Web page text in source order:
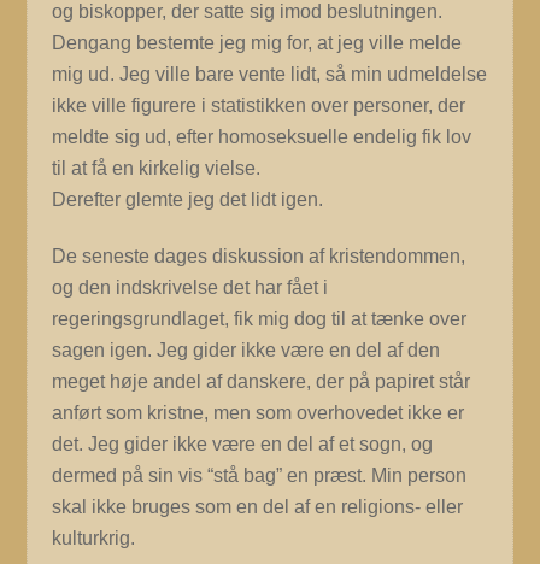
og biskopper, der satte sig imod beslutningen.
Dengang bestemte jeg mig for, at jeg ville melde
mig ud. Jeg ville bare vente lidt, så min udmeldelse
ikke ville figurere i statistikken over personer, der
meldte sig ud, efter homoseksuelle endelig fik lov
til at få en kirkelig vielse.
Derefter glemte jeg det lidt igen.
De seneste dages diskussion af kristendommen,
og den indskrivelse det har fået i
regeringsgrundlaget, fik mig dog til at tænke over
sagen igen. Jeg gider ikke være en del af den
meget høje andel af danskere, der på papiret står
anført som kristne, men som overhovedet ikke er
det. Jeg gider ikke være en del af et sogn, og
dermed på sin vis “stå bag” en præst. Min person
skal ikke bruges som en del af en religions- eller
kulturkrig.